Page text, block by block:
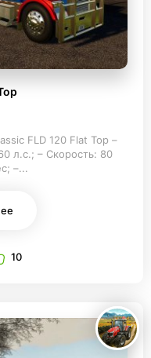
FLD 120 Flat Top –
л.с.; – Скорость: 80
–...
10